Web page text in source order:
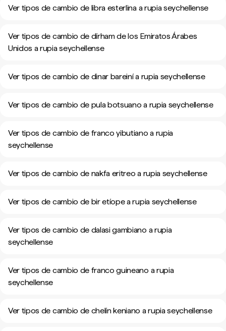
Ver tipos de cambio de libra esterlina a rupia seychellense
Ver tipos de cambio de dírham de los Emiratos Árabes
Unidos a rupia seychellense
Ver tipos de cambio de dinar bareiní a rupia seychellense
Ver tipos de cambio de pula botsuano a rupia seychellense
Ver tipos de cambio de franco yibutiano a rupia
seychellense
Ver tipos de cambio de nakfa eritreo a rupia seychellense
Ver tipos de cambio de bir etíope a rupia seychellense
Ver tipos de cambio de dalasi gambiano a rupia
seychellense
Ver tipos de cambio de franco guineano a rupia
seychellense
Ver tipos de cambio de chelín keniano a rupia seychellense